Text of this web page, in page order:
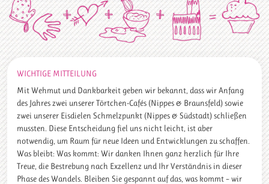
WICHTIGE MITTEILUNG
Mit Wehmut und Dankbarkeit geben wir bekannt, dass wir Anfang
des Jahres zwei unserer Törtchen-Cafés (Nippes & Braunsfeld) sowie
zwei unserer Eisdielen Schmelzpunkt (Nippes & Südstadt) schließen
mussten. Diese Entscheidung fiel uns nicht leicht, ist aber
notwendig, um Raum für neue Ideen und Entwicklungen zu schaffen.
Was bleibt: Was kommt: Wir danken Ihnen ganz herzlich für Ihre
Treue, die Bestrebung nach Exzellenz und Ihr Verständnis in dieser
Phase des Wandels. Bleiben Sie gespannt auf das, was kommt – wir